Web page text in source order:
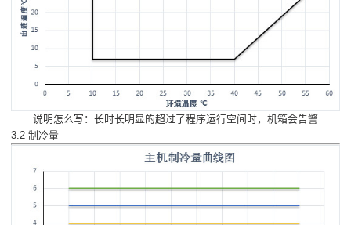
说明怎么写：长时长明显的超过了程序运行空间时，机箱会告警
3.2 制冷量